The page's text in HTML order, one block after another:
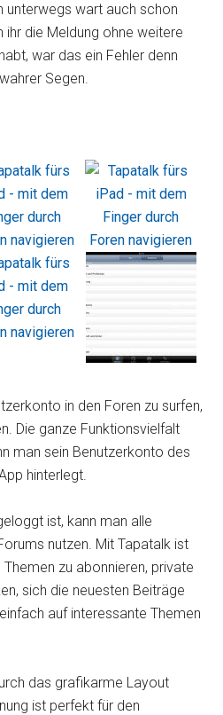
unterwegs wart auch schon
die Meldung ohne weitere
war das ein Fehler denn
Segen.
in den Foren zu surfen,
Die ganze Funktionsvielfalt
man sein Benutzerkonto des
hinterlegt.
ist, kann man alle
nutzen. Mit Tapatalk ist
zu abonnieren, private
sich die neuesten Beiträge
auf interessante Themen
das grafikarme Layout
ist perfekt für den